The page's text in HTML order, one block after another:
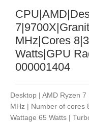
MHz|Cores
Watts|GPU
000001404
Desktop | AMD Ryzen
MHz | Number of cores
Wattage 65 Watts |